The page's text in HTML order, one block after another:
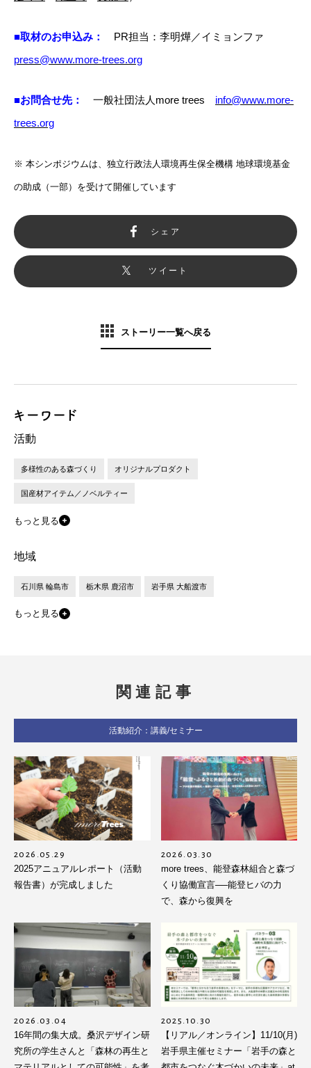
■取材のお申込み： PR担当：李明燁／イミョンファ
press@www.more-trees.org
■お問合せ先： 一般社団法人more trees info@www.more-
trees.org
※ 本シンポジウムは、独立行政法人環境再生保全機構 地球環境基金
の助成（一部）を受けて開催しています
シェア
ツイート
ストーリー一覧へ戻る
活動
多様性のある森づくり オリジナルプロダクト
国産材アイテム／ノベルティー
もっと見る
地域
石川県 輪島市 栃木県 鹿沼市 岩手県 大船渡市
もっと見る
関連記事
活動紹介：講義/セミナー
2026.05.29
2025アニュアルレポート（活動
報告書）が完成しました
2026.03.30
more trees、能登森林組合と森づ
くり協働宣言──能登ヒバの力
で、森から復興を
2026.03.04
16年間の集大成。桑沢デザイン研
究所の学生さんと「森林の再生と
2025.10.30
【リアル／オンライン】11/10(月)
岩手県主催セミナー「岩手の森と